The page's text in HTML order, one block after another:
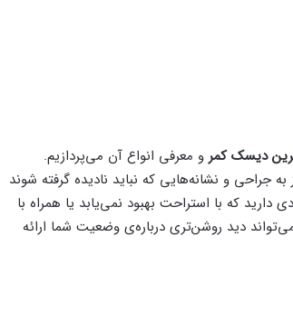
دیسک کمر و معرفی انواع آن می‌پردازیم.
جراحی و نشانه‌هایی که نباید نادیده گرفته شوند
دارید که با استراحت بهبود نمی‌یابد یا همراه با
دید روشن‌تری درباره‌ی وضعیت شما ارائه